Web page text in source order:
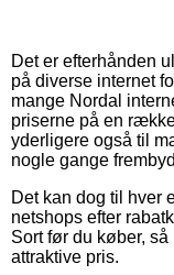
Det er efterhånden
på diverse internet
mange Nordal
priserne på en
yderligere også til
nogle gange
Det kan dog til hver
netshops efter
Sort før du køber,
attraktive pris.